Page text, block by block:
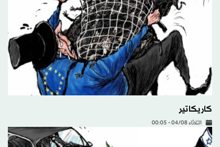
كاريكاتير
الثلاثاء 04/08 - 00:05